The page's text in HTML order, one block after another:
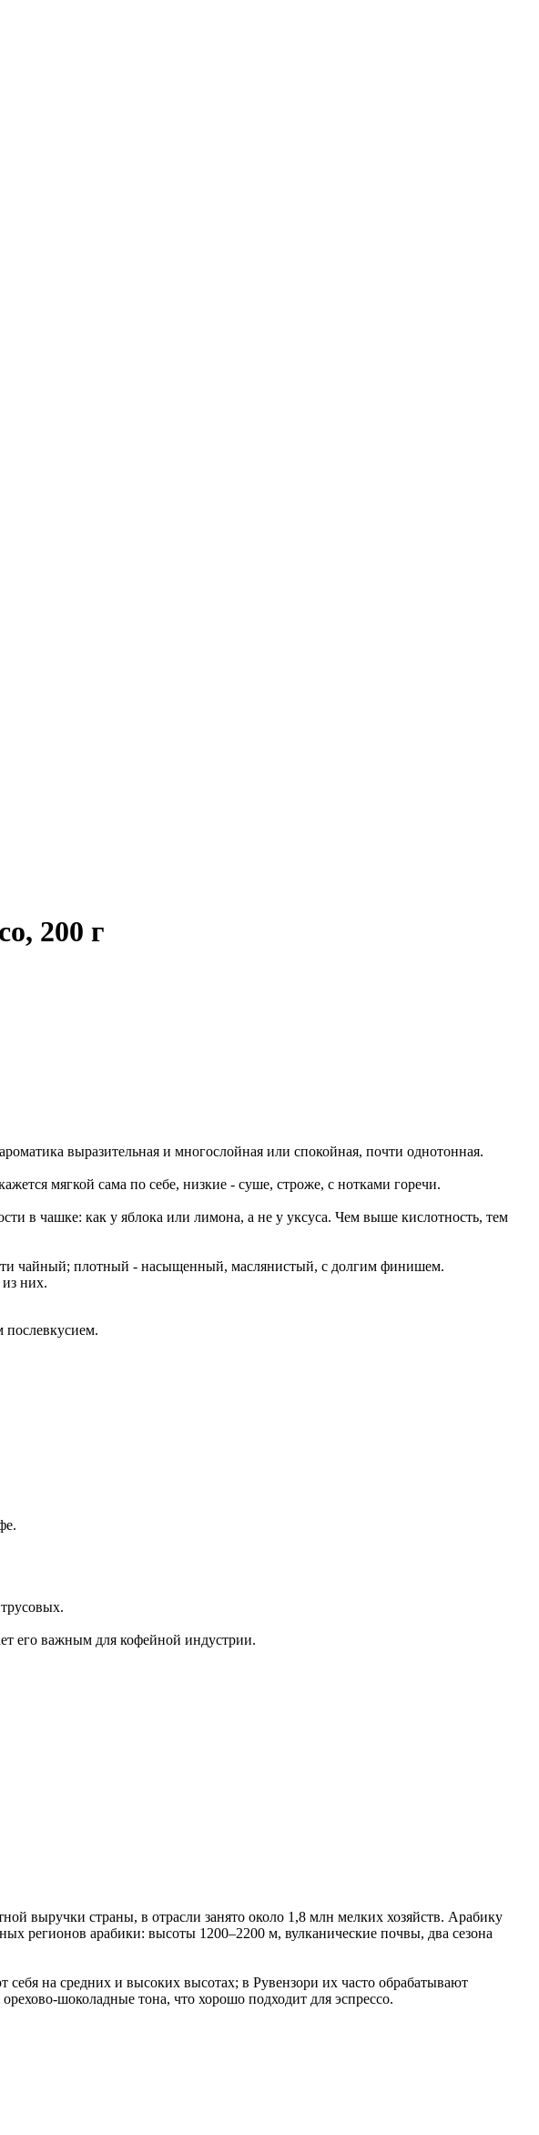
200 г
выразительная и многослойная или спокойная, почти однотонная.
мягкой сама по себе, низкие - суше, строже, с нотками горечи.
в чашке: как у яблока или лимона, а не у уксуса. Чем выше кислотность, тем
чайный; плотный - насыщенный, маслянистый, с долгим финишем.
них.
послевкусием.
его важным для кофейной индустрии.
выручки страны, в отрасли занято около 1,8 млн мелких хозяйств. Арабику
регионов арабики: высоты 1200–2200 м, вулканические почвы, два сезона
на средних и высоких высотах; в Рувензори их часто обрабатывают
шоколадные тона, что хорошо подходит для эспрессо.